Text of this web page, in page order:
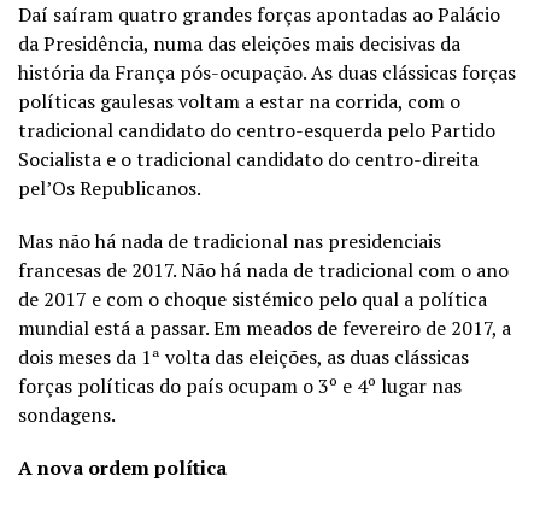
Daí saíram quatro grandes forças apontadas ao Palácio
da Presidência, numa das eleições mais decisivas da
história da França pós-ocupação. As duas clássicas forças
políticas gaulesas voltam a estar na corrida, com o
tradicional candidato do centro-esquerda pelo Partido
Socialista e o tradicional candidato do centro-direita
pel’Os Republicanos.
Mas não há nada de tradicional nas presidenciais
francesas de 2017. Não há nada de tradicional com o ano
de 2017 e com o choque sistémico pelo qual a política
mundial está a passar. Em meados de fevereiro de 2017, a
dois meses da 1ª volta das eleições, as duas clássicas
forças políticas do país ocupam o 3º e 4º lugar nas
sondagens.
A nova ordem política